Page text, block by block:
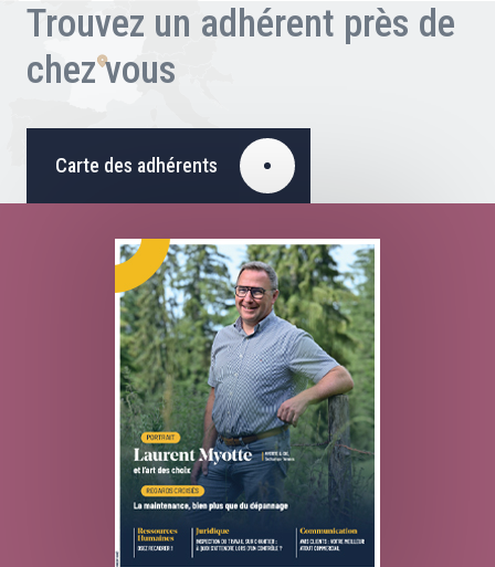
Trouvez un adhérent près de
chez vous
Carte des adhérents